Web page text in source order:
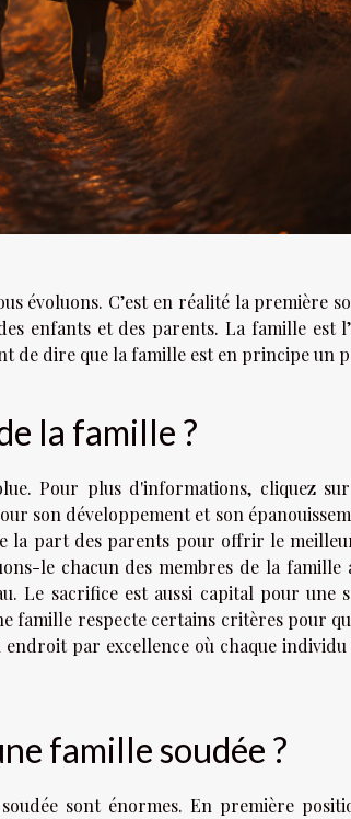
évoluons. C’est en réalité la première
enfants et des parents. La famille est
dire que la famille est en principe un
la famille ?
Pour plus d'informations, cliquez
son développement et son
la part des parents pour offrir le
le chacun des membres de la famille
Le sacrifice est aussi capital pour une
famille respecte certains critères pour
par excellence où chaque
famille soudée ?
sont énormes. En première